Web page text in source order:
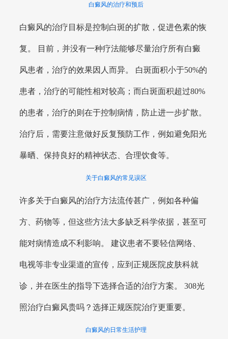
白癜风的治疗和预后
白癜风的治疗目标是控制白斑的扩散，促进色素的恢
复。 目前，并没有一种疗法能够尽量治疗所有白癜
风患者，治疗的效果因人而异。 白斑面积小于50%的
患者，治疗的可能性相对较高；而白斑面积超过80%
的患者，治疗的则在于控制病情，防止进一步扩散。
治疗后，需要注意做好反复预防工作，例如避免阳光
暴晒、保持良好的精神状态、合理饮食等。
关于白癜风的常见误区
许多关于白癜风的治疗方法流传甚广，例如各种偏
方、药物等，但这些方法大多缺乏科学依据，甚至可
能对病情造成不利影响。 建议患者不要轻信网络、
电视等非专业渠道的宣传，应到正规医院皮肤科就
诊，并在医生的指导下选择合适的治疗方案。 308光
照治疗白癜风贵吗？选择正规医院治疗更重要。
白癜风的日常生活护理